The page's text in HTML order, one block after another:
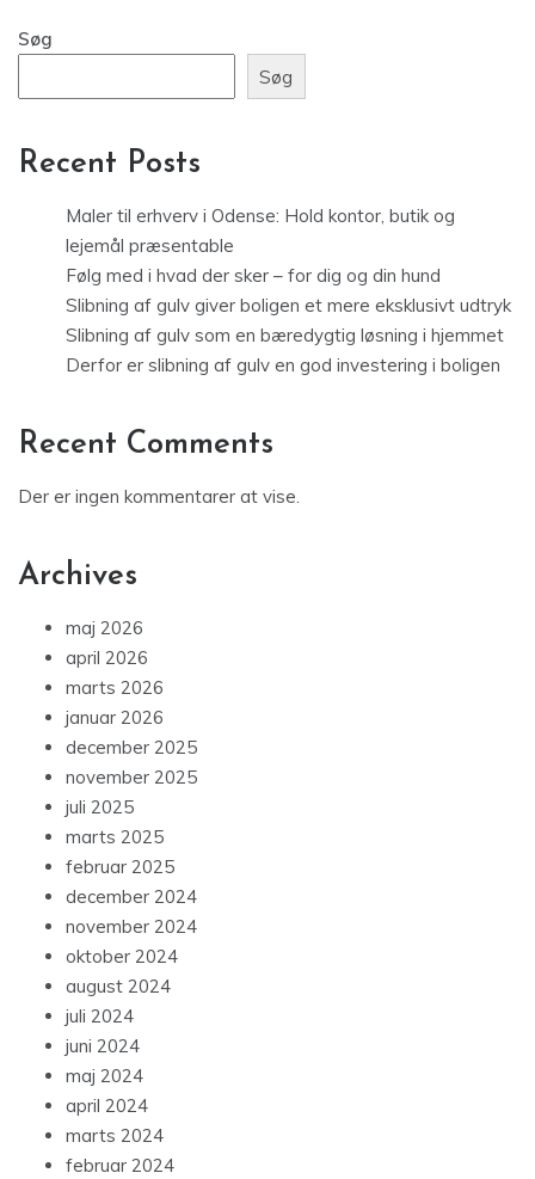
Søg
Søg
Recent Posts
Maler til erhverv i Odense: Hold kontor, butik og
lejemål præsentable
Følg med i hvad der sker – for dig og din hund
Slibning af gulv giver boligen et mere eksklusivt udtryk
Slibning af gulv som en bæredygtig løsning i hjemmet
Derfor er slibning af gulv en god investering i boligen
Recent Comments
Der er ingen kommentarer at vise.
Archives
maj 2026
april 2026
marts 2026
januar 2026
december 2025
november 2025
juli 2025
marts 2025
februar 2025
december 2024
november 2024
oktober 2024
august 2024
juli 2024
juni 2024
maj 2024
april 2024
marts 2024
februar 2024